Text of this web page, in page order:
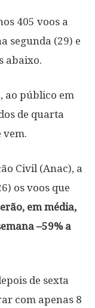
405 voos a
segunda (29) e
abaixo.
ao público em
de quarta
vem.
Civil (Anac), a
os voos que
em média,
–59% a
de sexta
com apenas 8